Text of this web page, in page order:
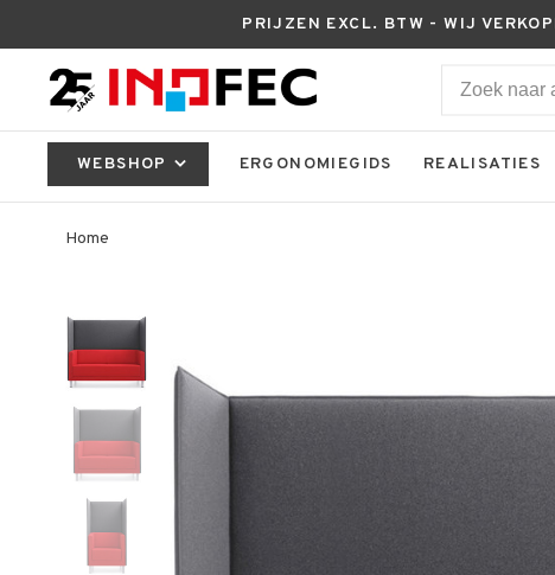
PRIJZEN EXCL. BTW - WIJ
WEBSHOP ERGONOMIEGIDS REALISATIES
Home